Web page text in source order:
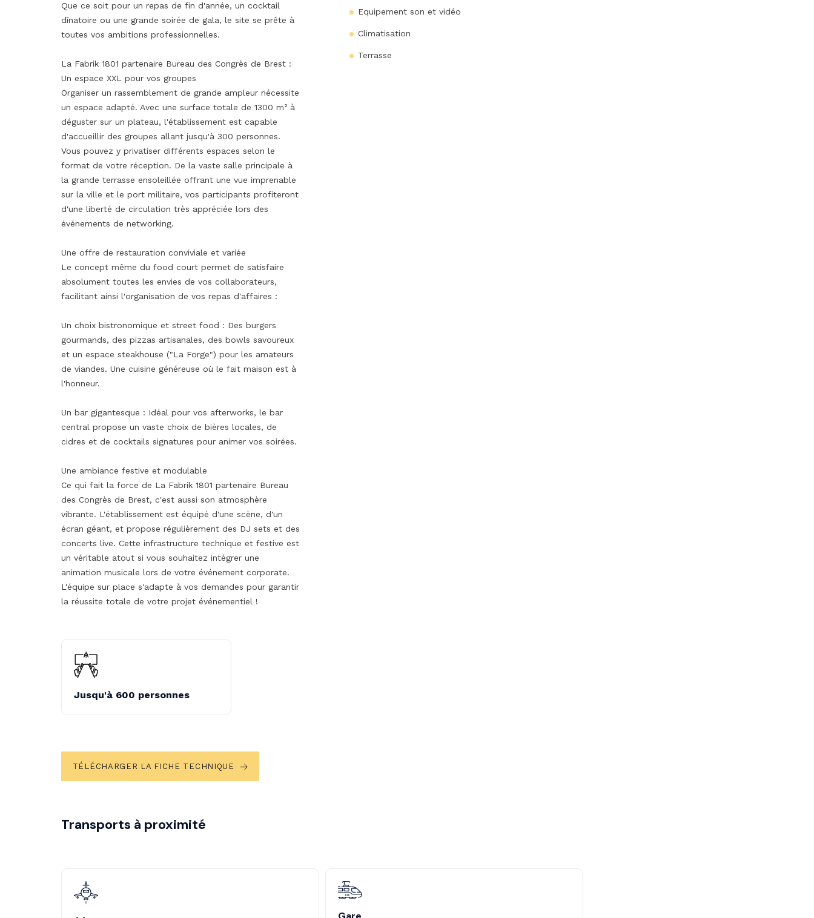
Que ce soit pour un repas de fin d'année, un cocktail
dînatoire ou une grande soirée de gala, le site se prête à
toutes vos ambitions professionnelles.
La Fabrik 1801 partenaire Bureau des Congrès de Brest :
Un espace XXL pour vos groupes
Organiser un rassemblement de grande ampleur nécessite
un espace adapté. Avec une surface totale de 1300 m² à
déguster sur un plateau, l'établissement est capable
d'accueillir des groupes allant jusqu'à 300 personnes.
Vous pouvez y privatiser différents espaces selon le
format de votre réception. De la vaste salle principale à
la grande terrasse ensoleillée offrant une vue imprenable
sur la ville et le port militaire, vos participants profiteront
d'une liberté de circulation très appréciée lors des
événements de networking.
Une offre de restauration conviviale et variée
Le concept même du food court permet de satisfaire
absolument toutes les envies de vos collaborateurs,
facilitant ainsi l'organisation de vos repas d'affaires :
Un choix bistronomique et street food : Des burgers
gourmands, des pizzas artisanales, des bowls savoureux
et un espace steakhouse ("La Forge") pour les amateurs
de viandes. Une cuisine généreuse où le fait maison est à
l'honneur.
Un bar gigantesque : Idéal pour vos afterworks, le bar
central propose un vaste choix de bières locales, de
cidres et de cocktails signatures pour animer vos soirées.
Une ambiance festive et modulable
Ce qui fait la force de La Fabrik 1801 partenaire Bureau
des Congrès de Brest, c'est aussi son atmosphère
vibrante. L'établissement est équipé d'une scène, d'un
écran géant, et propose régulièrement des DJ sets et des
concerts live. Cette infrastructure technique et festive est
un véritable atout si vous souhaitez intégrer une
animation musicale lors de votre événement corporate.
L'équipe sur place s'adapte à vos demandes pour garantir
la réussite totale de votre projet événementiel !
Equipement son et vidéo
Climatisation
Terrasse
Jusqu'à 600 personnes
TÉLÉCHARGER LA FICHE TECHNIQUE
Transports à proximité